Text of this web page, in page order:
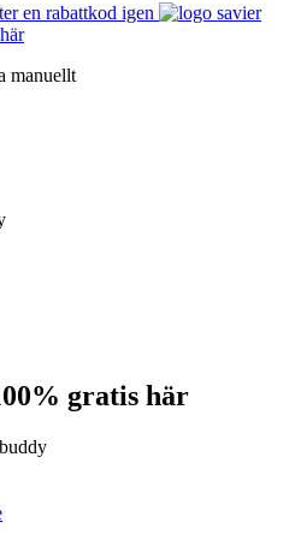
en rabattkod igen
manuellt
gratis här